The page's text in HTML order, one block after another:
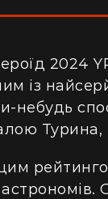
2024
із
небудь
Турина,